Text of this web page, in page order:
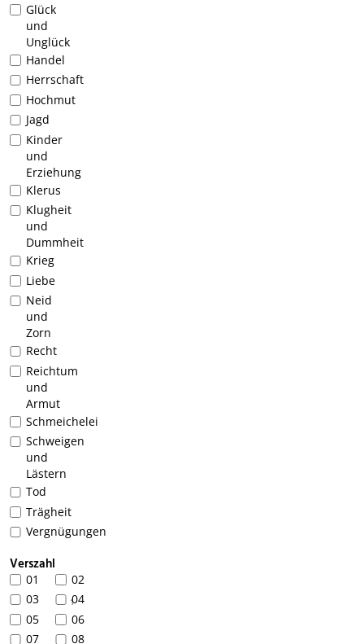
Glück
und
Unglück
Handel
Herrschaft
Hochmut
Jagd
Kinder
und
Erziehung
Klerus
Klugheit
und
Dummheit
Krieg
Liebe
Neid
und
Zorn
Recht
Reichtum
und
Armut
Schmeichelei
Schweigen
und
Lästern
Tod
Trägheit
Vergnügungen
Verszahl
01
02
03
104
05
06
07
08